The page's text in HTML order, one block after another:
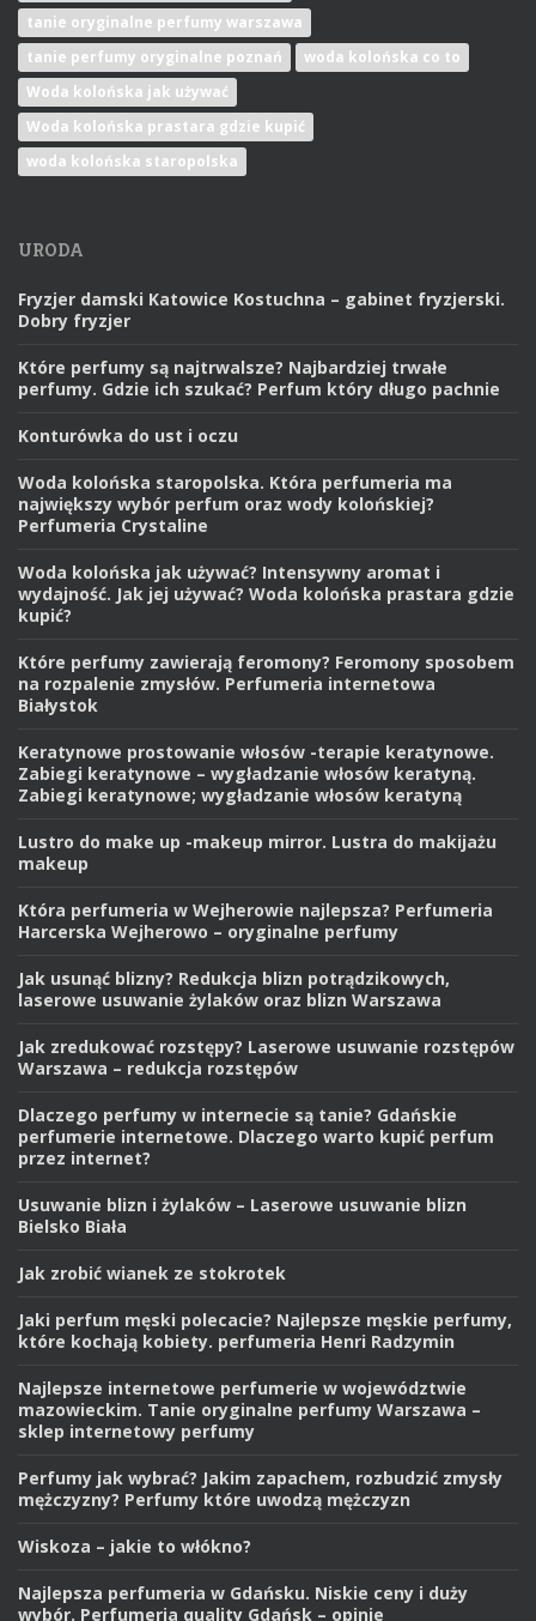
tanie oryginalne perfumy warszawa
tanie perfumy oryginalne poznań
woda kolońska co to
Woda kolońska jak używać
Woda kolońska prastara gdzie kupić
woda kolońska staropolska
URODA
Fryzjer damski Katowice Kostuchna – gabinet fryzjerski.
Dobry fryzjer
Które perfumy są najtrwalsze? Najbardziej trwałe
perfumy. Gdzie ich szukać? Perfum który długo pachnie
Konturówka do ust i oczu
Woda kolońska staropolska. Która perfumeria ma
największy wybór perfum oraz wody kolońskiej?
Perfumeria Crystaline
Woda kolońska jak używać? Intensywny aromat i
wydajność. Jak jej używać? Woda kolońska prastara gdzie
kupić?
Które perfumy zawierają feromony? Feromony sposobem
na rozpalenie zmysłów. Perfumeria internetowa
Białystok
Keratynowe prostowanie włosów -terapie keratynowe.
Zabiegi keratynowe – wygładzanie włosów keratyną.
Zabiegi keratynowe; wygładzanie włosów keratyną
Lustro do make up -makeup mirror. Lustra do makijażu
makeup
Która perfumeria w Wejherowie najlepsza? Perfumeria
Harcerska Wejherowo – oryginalne perfumy
Jak usunąć blizny? Redukcja blizn potrądzikowych,
laserowe usuwanie żylaków oraz blizn Warszawa
Jak zredukować rozstępy? Laserowe usuwanie rozstępów
Warszawa – redukcja rozstępów
Dlaczego perfumy w internecie są tanie? Gdańskie
perfumerie internetowe. Dlaczego warto kupić perfum
przez internet?
Usuwanie blizn i żylaków – Laserowe usuwanie blizn
Bielsko Biała
Jak zrobić wianek ze stokrotek
Jaki perfum męski polecacie? Najlepsze męskie perfumy,
które kochają kobiety. perfumeria Henri Radzymin
Najlepsze internetowe perfumerie w województwie
mazowieckim. Tanie oryginalne perfumy Warszawa –
sklep internetowy perfumy
Perfumy jak wybrać? Jakim zapachem, rozbudzić zmysły
mężczyzny? Perfumy które uwodzą mężczyzn
Wiskoza – jakie to włókno?
Najlepsza perfumeria w Gdańsku. Niskie ceny i duży
wybór. Perfumeria quality Gdańsk – opinie